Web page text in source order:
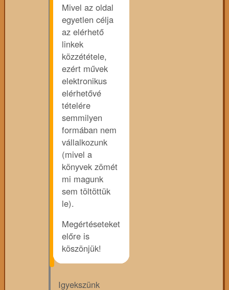
Mivel az oldal
egyetlen célja
az elérhető
linkek
közzététele,
ezért művek
elektronikus
elérhetővé
tételére
semmilyen
formában nem
vállalkozunk
(mivel a
könyvek zömét
mi magunk
sem töltöttük
le).
Megértéseteket
előre is
köszönjük!
Igyekszünk